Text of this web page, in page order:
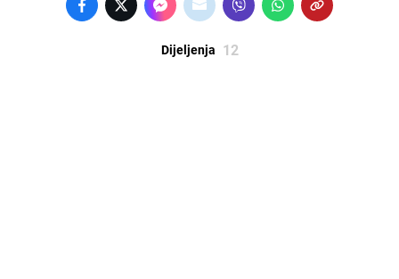
Dijeljenja 12